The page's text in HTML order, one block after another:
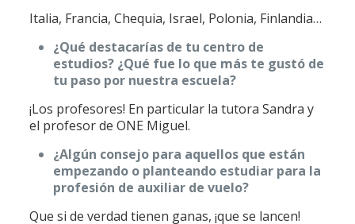
Italia, Francia, Chequia, Israel, Polonia, Finlandia…
¿Qué destacarías de tu centro de
estudios? ¿Qué fue lo que más te gustó de
tu paso por nuestra escuela?
¡Los profesores! En particular la tutora Sandra y
el profesor de ONE Miguel.
¿Algún consejo para aquellos que están
empezando o planteando estudiar para la
profesión de auxiliar de vuelo?
Que si de verdad tienen ganas, ¡que se lancen!